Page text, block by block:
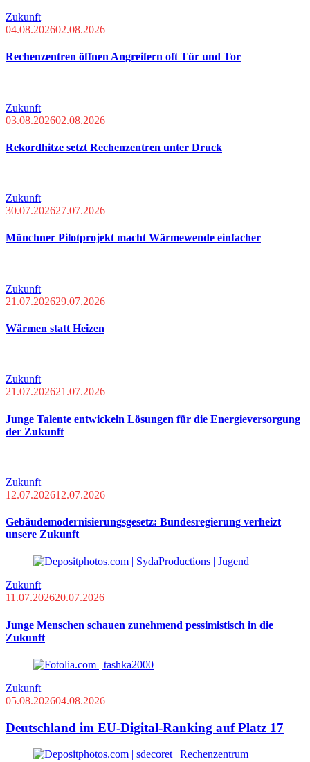
Zukunft
04.08.202602.08.2026
Rechenzentren öffnen Angreifern oft Tür und Tor
Zukunft
03.08.202602.08.2026
Rekordhitze setzt Rechenzentren unter Druck
Zukunft
30.07.202627.07.2026
Münchner Pilotprojekt macht Wärmewende einfacher
Zukunft
21.07.202629.07.2026
Wärmen statt Heizen
Zukunft
21.07.202621.07.2026
Junge Talente entwickeln Lösungen für die Energieversorgung
der Zukunft
Zukunft
12.07.202612.07.2026
Gebäudemodernisierungsgesetz: Bundesregierung verheizt
unsere Zukunft
Zukunft
11.07.202620.07.2026
Junge Menschen schauen zunehmend pessimistisch in die
Zukunft
Zukunft
05.08.202604.08.2026
Deutschland im EU-Digital-Ranking auf Platz 17